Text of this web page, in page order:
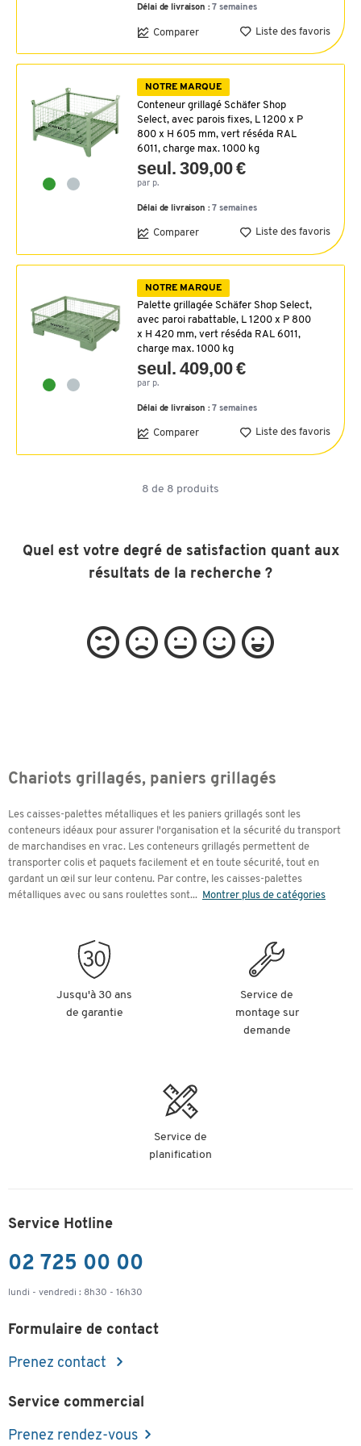
Délai de livraison :7 semaines
Comparer Liste des favoris
NOTRE MARQUE
Conteneur grillagé Schäfer Shop
Select, avec parois fixes, L 1200 x P
800 x H 605 mm, vert réséda RAL
6011, charge max. 1000 kg
seul. 309,00 €
par p.
Délai de livraison :7 semaines
Comparer Liste des favoris
NOTRE MARQUE
Palette grillagée Schäfer Shop Select,
avec paroi rabattable, L 1200 x P 800
x H 420 mm, vert réséda RAL 6011,
charge max. 1000 kg
seul. 409,00 €
par p.
Délai de livraison :7 semaines
Comparer Liste des favoris
8 de 8 produits
Quel est votre degré de satisfaction quant aux
résultats de la recherche ?
Chariots grillagés, paniers grillagés
Les caisses-palettes métalliques et les paniers grillagés sont les
conteneurs idéaux pour assurer l'organisation et la sécurité du transport
de marchandises en vrac. Les conteneurs grillagés permettent de
transporter colis et paquets facilement et en toute sécurité, tout en
gardant un œil sur leur contenu. Par contre, les caisses-palettes
métalliques avec ou sans roulettes sont... Montrer plus de catégories
Jusqu'à 30 ans
de garantie
Service de
montage sur
demande
Service de
planification
Service Hotline
02 725 00 00
lundi - vendredi : 8h30 - 16h30
Formulaire de contact
Prenez contact
Service commercial
Prenez rendez-vous